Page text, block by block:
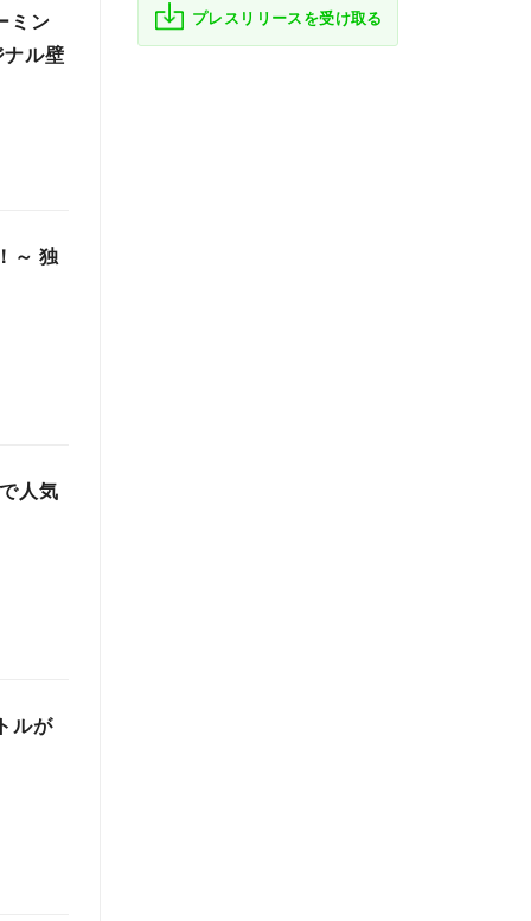
ミン
ル壁
～ 独
人気
ルが
プレスリリースを受け取る